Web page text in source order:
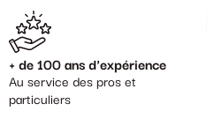
+ de 100 ans d'expérience
Au service des pros et
particuliers